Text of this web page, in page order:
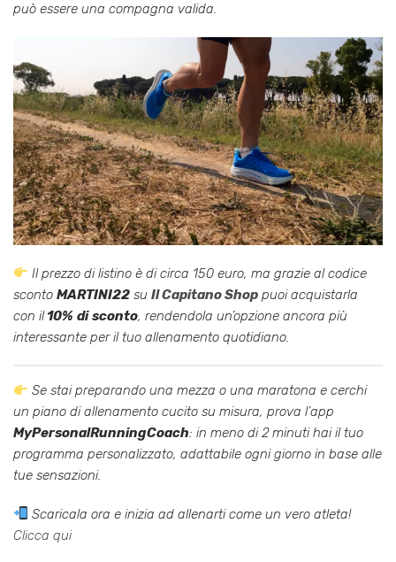
può essere una compagna valida.
Il prezzo di listino è di circa 150 euro, ma grazie al codice
sconto MARTINI22 su Il Capitano Shop puoi acquistarla
con il10% di sconto, rendendola un’opzione ancora più
interessante per il tuo allenamento quotidiano.
Se stai preparando una mezza o una maratona e cerchi
un piano di allenamento cucito su misura, prova l’app
MyPersonalRunningCoach: in meno di 2 minuti hai il tuo
programma personalizzato, adattabile ogni giorno in base alle
tue sensazioni.
Scaricala ora e inizia ad allenarti come un vero atleta!
Clicca qui